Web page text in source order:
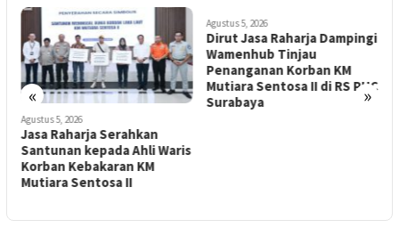
« »
Agustus 5, 2026
Jasa Raharja Serahkan
Santunan kepada Ahli Waris
Korban Kebakaran KM
Mutiara Sentosa II
Agustus 5, 2026
Dirut Jasa Raharja Dampingi
Wamenhub Tinjau
Penanganan Korban KM
Mutiara Sentosa II di RS PHC
Surabaya